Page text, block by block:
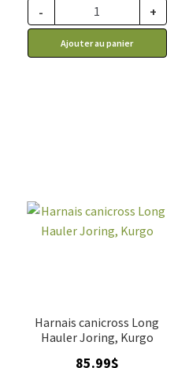
32.99$
à
- +
Ajouter au panier
Harnais canicross Long
Hauler Joring, Kurgo
85.99$